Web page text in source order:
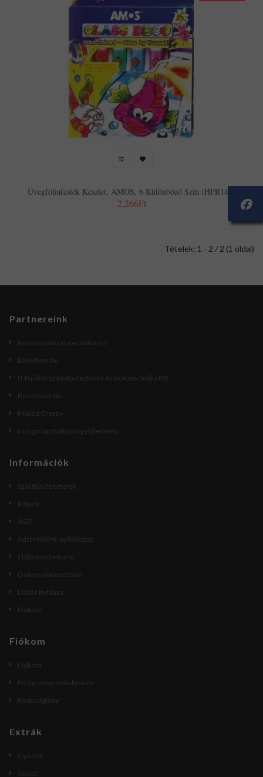
Üvegfóliafesték Készlet, AMOS, 6 Különböző Szín (HPR148)
2,266Ft
Tételek: 1 - 2 / 2 (1 oldal)
Partnereink
kecskemetirodatechnika.hu
Etikettem.hu
IT Pavilon Számítástechnika és Irodatechnika Kft.
Beszerzek.hu
Maped Creativ
Hungarian Web Linkgyűjtemény
Információk
Szállítási feltételek
Rólunk
ÁSZF
Adatvédelmi nyilatkozat
Elállási nyilatkozat
Online vitarendezés
Elállás indítása
Fiókom
Fiókom
Fiókom
Eddigi megrendeléseim
Kívánságlista
Extrák
Gyártók
Akciók